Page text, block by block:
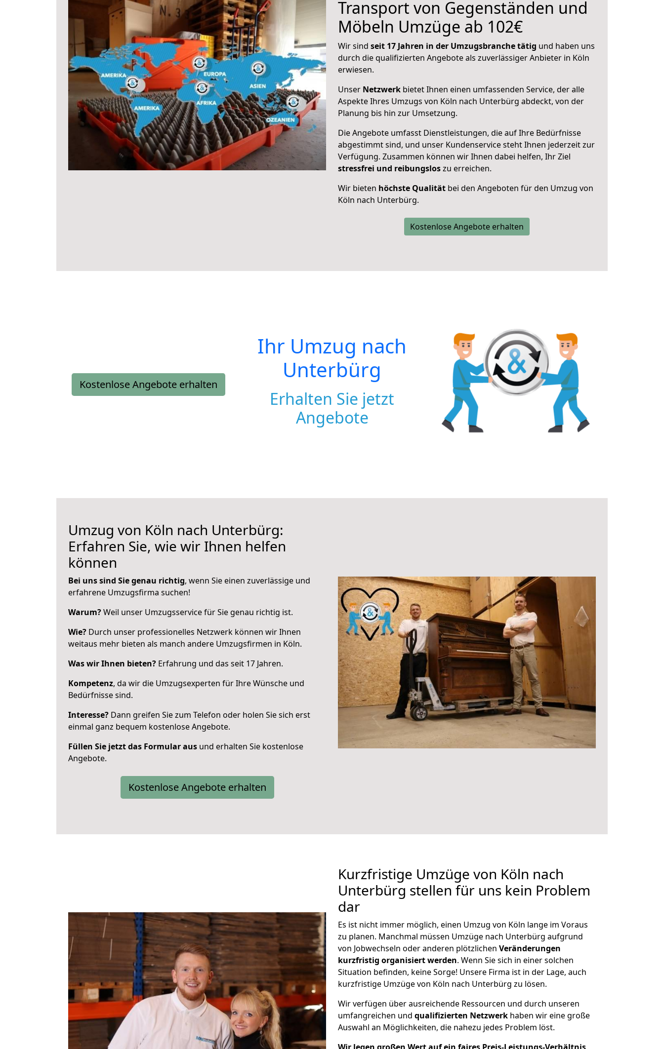
Transport von Gegenständen und
Möbeln Umzüge ab 102€
Wir sind seit 17 Jahren in der Umzugsbranche tätig und haben uns
durch die qualifizierten Angebote als zuverlässiger Anbieter in Köln
erwiesen.
Unser Netzwerk bietet Ihnen einen umfassenden Service, der alle
Aspekte Ihres Umzugs von Köln nach Unterbürg abdeckt, von der
Planung bis hin zur Umsetzung.
Die Angebote umfasst Dienstleistungen, die auf Ihre Bedürfnisse
abgestimmt sind, und unser Kundenservice steht Ihnen jederzeit zur
Verfügung. Zusammen können wir Ihnen dabei helfen, Ihr Ziel
stressfrei und reibungsloszu erreichen.
Wir bieten höchste Qualität bei den Angeboten für den Umzug von
Köln nach Unterbürg.
Kostenlose Angebote erhalten
Kostenlose Angebote erhalten
Ihr Umzug nach
Unterbürg
Erhalten Sie jetzt
Angebote
Umzug von Köln nach Unterbürg:
Erfahren Sie, wie wir Ihnen helfen
können
Bei uns sind Sie genau richtig, wenn Sie einen zuverlässige und
erfahrene Umzugsfirma suchen!
Warum?Weil unser Umzugsservice für Sie genau richtig ist.
Wie? Durch unser professionelles Netzwerk können wir Ihnen
weitaus mehr bieten als manch andere Umzugsfirmen in Köln.
Was wir Ihnen bieten? Erfahrung und das seit 17 Jahren.
Kompetenz, da wir die Umzugsexperten für Ihre Wünsche und
Bedürfnisse sind.
Interesse? Dann greifen Sie zum Telefon oder holen Sie sich erst
einmal ganz bequem kostenlose Angebote.
Füllen Sie jetzt das Formular aus und erhalten Sie kostenlose
Angebote.
Kostenlose Angebote erhalten
Kurzfristige Umzüge von Köln nach
Unterbürg stellen für uns kein Problem
dar
Es ist nicht immer möglich, einen Umzug von Köln lange im Voraus
zu planen. Manchmal müssen Umzüge nach Unterbürg aufgrund
von Jobwechseln oder anderen plötzlichen Veränderungen
kurzfristig organisiert werden. Wenn Sie sich in einer solchen
Situation befinden, keine Sorge! Unsere Firma ist in der Lage, auch
kurzfristige Umzüge von Köln nach Unterbürg zu lösen.
Wir verfügen über ausreichende Ressourcen und durch unseren
umfangreichen und qualifizierten Netzwerk haben wir eine große
Auswahl an Möglichkeiten, die nahezu jedes Problem löst.